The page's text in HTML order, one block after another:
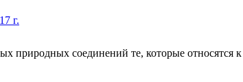
г.
природных соединений те, которые относятся